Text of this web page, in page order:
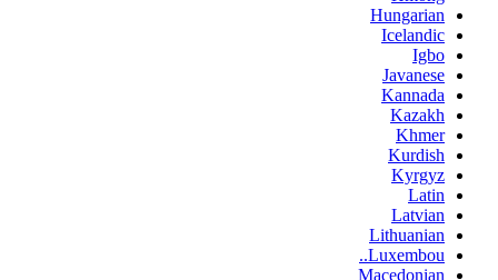
Hungarian
Icelandic
Igbo
Javanese
Kannada
Kazakh
Khmer
Kurdish
Kyrgyz
Latin
Latvian
Lithuanian
Luxembou..
Macedonian